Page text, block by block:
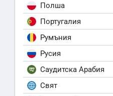
Полша
Португалия
Румъния
Русия
Саудитска Арабия
Свят